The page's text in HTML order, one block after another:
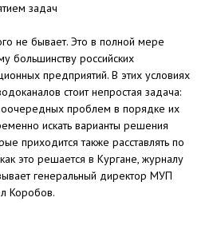
задач
не бывает. Это в полной мере
большинству российских
предприятий. В этих условиях
стоит непростая задача:
проблем в порядке их
искать варианты решения
приходится также расставлять по
это решается в Кургане, журналу
генеральный директор МУП
Коробов.